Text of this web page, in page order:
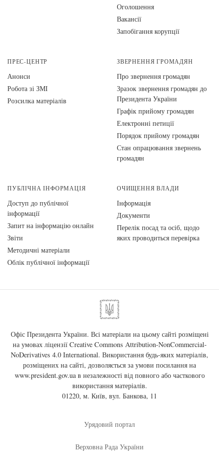
Оголошення
Вакансії
Запобігання корупції
ПРЕС-ЦЕНТР
Анонси
Робота зі ЗМІ
Розсилка матеріалів
ЗВЕРНЕННЯ ГРОМАДЯН
Про звернення громадян
Зразок звернення громадян до
Президента України
Графік прийому громадян
Електронні петиції
Порядок прийому громадян
Стан опрацювання звернень
громадян
ПУБЛІЧНА ІНФОРМАЦІЯ
Доступ до публічної
інформації
Запит на інформацію онлайн
Звіти
Методичні матеріали
Облік публічної інформації
ОЧИЩЕННЯ ВЛАДИ
Інформація
Документи
Перелік посад та осіб, щодо
яких проводиться перевірка
Офіс Президента України. Всі матеріали на цьому сайті розміщені
на умовах ліцензії Creative Commons Attribution-NonCommercial-
NoDerivatives 4.0 International. Використання будь-яких матеріалів,
розміщених на сайті, дозволяється за умови посилання на
www.president.gov.uaв незалежності від повного або часткового
використання матеріалів.
01220, м. Київ, вул. Банкова, 11
Урядовий портал
Верховна Рада України